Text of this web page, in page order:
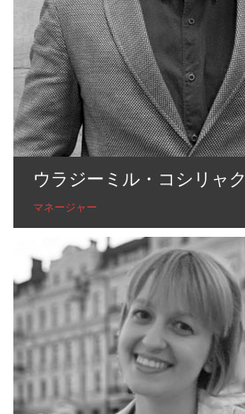
ウラジーミル・コシリャク
マネージャー